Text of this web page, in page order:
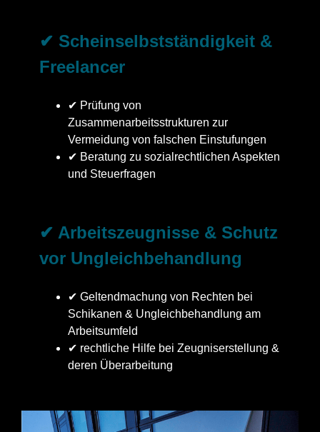
✔ Scheinselbstständigkeit &
Freelancer
✔ Prüfung von
Zusammenarbeitsstrukturen zur
Vermeidung von falschen Einstufungen
✔ Beratung zu sozialrechtlichen Aspekten
und Steuerfragen
✔ Arbeitszeugnisse & Schutz
vor Ungleichbehandlung
✔ Geltendmachung von Rechten bei
Schikanen & Ungleichbehandlung am
Arbeitsumfeld
✔ rechtliche Hilfe bei Zeugniserstellung &
deren Überarbeitung